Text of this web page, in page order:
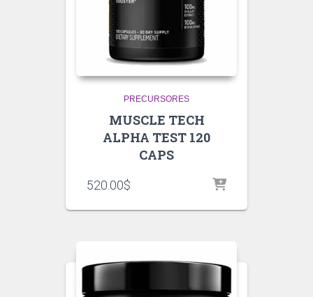
PRECURSORES
MUSCLE TECH
ALPHA TEST 120
CAPS
520.00$